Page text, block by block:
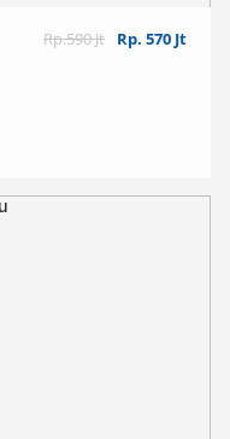
Rp.590 Jt Rp. 570 Jt